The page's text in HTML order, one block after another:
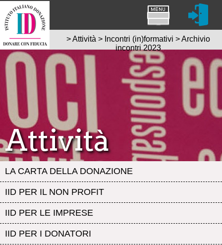
Attività
LA CARTA DELLA DONAZIONE
IID PER IL NON PROFIT
IID PER LE IMPRESE
IID PER I DONATORI
>Attività > Incontri (in)formativi >Archivio
incontri 2023